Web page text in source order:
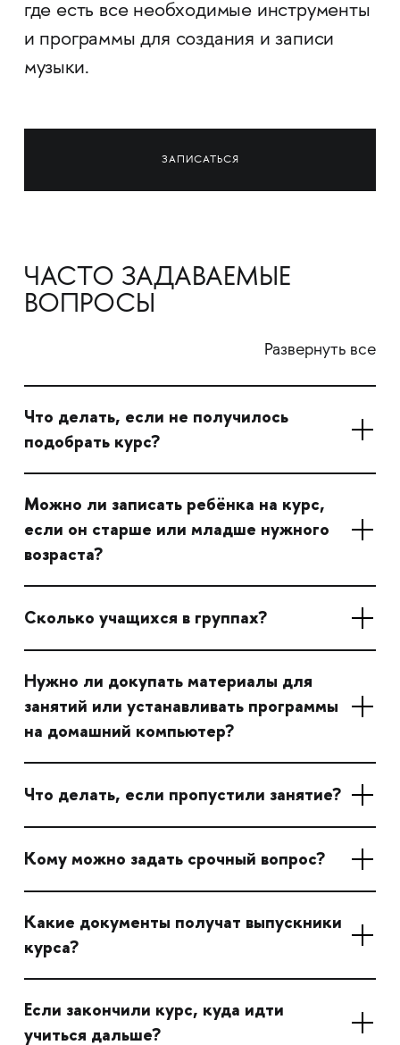
где есть все необходимые инструменты
и программы для создания и записи
музыки.
ЗАПИСАТЬСЯ
ЧАСТО ЗАДАВАЕМЫЕ
ВОПРОСЫ
Развернуть все
Что делать, если не получилось
подобрать курс?
Можно ли записать ребёнка на курс,
если он старше или младше нужного
возраста?
Сколько учащихся в группах?
Нужно ли докупать материалы для
занятий или устанавливать программы
на домашний компьютер?
Что делать, если пропустили занятие?
Кому можно задать срочный вопрос?
Какие документы получат выпускники
курса?
Если закончили курс, куда идти
учиться дальше?